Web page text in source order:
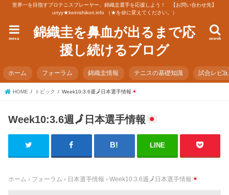
世界一を目指すプロテニスプレーヤー、錦織圭選手を応援しよう！ 【お問い合わせ先】
urryy★keinishikori.info （★を@に変えてください。）
錦織圭を鼻血が出るまで応
援し続けるブログ
search
menu
ホーム フォーラム 錦織圭情報 テニスの基礎知識 試合レビ
HOME トピック Week10:3.6週🗾日本選手情報
Week10:3.6週🗾 日本選手情報
LINE
ホーム › フォーラム › 日本選手情報 › Week10:3.6週🗾 日本選手情報